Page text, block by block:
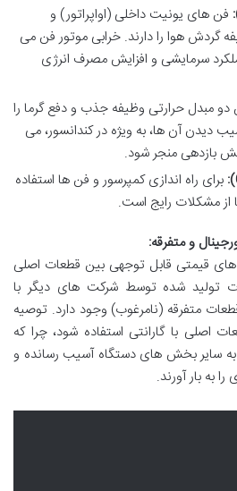
فن های یونیت داخلی (اواپراتور) و
گردش هوا را دارند. خرابی موتور فن می
سرمایشی و افزایش مصرف انرژی
دو مبدل حرارتی وظیفه جذب و دفع گرما را
دیدن آن ها، به ویژه در کندانسور، می
بازدهی منجر شود.
برای راه اندازی کمپرسور و فن ها استفاده
مشکلات رایج است.
و متفرقه:
های قیمتی قابل توجهی بین قطعات اصلی
تولید شده توسط شرکت های دیگر با
متفرقه (نامرغوب) وجود دارد. توصیه
اصلی با گارانتی استفاده شود، چرا که
سایر بخش های دستگاه آسیب رسانده و
به بار آورند.